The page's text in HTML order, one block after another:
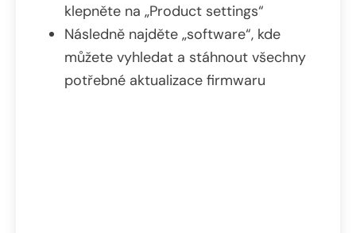
klepněte na „Product settings“
Následně najděte „software“, kde
můžete vyhledat a stáhnout všechny
potřebné aktualizace firmwaru